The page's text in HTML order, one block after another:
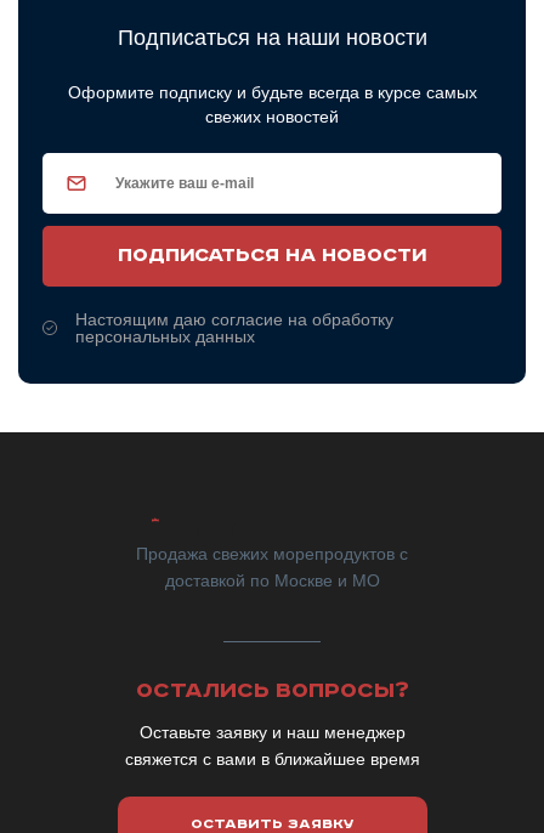
Подписаться на наши новости
Оформите подписку и будьте всегда в курсе самых
свежих новостей
ПОДПИСАТЬСЯ НА НОВОСТИ
Настоящим даю согласие на обработку
персональных данных
Продажа свежих морепродуктов с
доставкой по Москве и МО
ОСТАЛИСЬ ВОПРОСЫ?
Оставьте заявку и наш менеджер
свяжется с вами в ближайшее время
ОСТАВИТЬ ЗАЯВКУ